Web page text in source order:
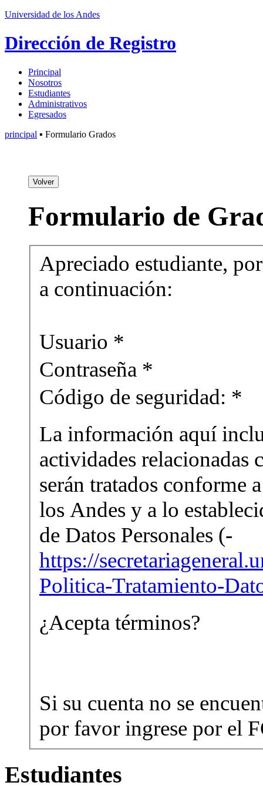
Universidad de los Andes
Dirección de Registro
Principal
Nosotros
Estudiantes
Administrativos
Egresados
principal ▪ Formulario Grados
Volver
Formulario de
Apreciado estudiante,
a continuación:
Usuario *
Contraseña *
Código de seguridad: *
La información aquí
actividades relacionadas
serán tratados conforme
los Andes y a lo
de Datos Personales (-
https://
Politica-Tratamiento-
¿Acepta términos?
Si su cuenta no se
por favor ingrese por
Estudiantes